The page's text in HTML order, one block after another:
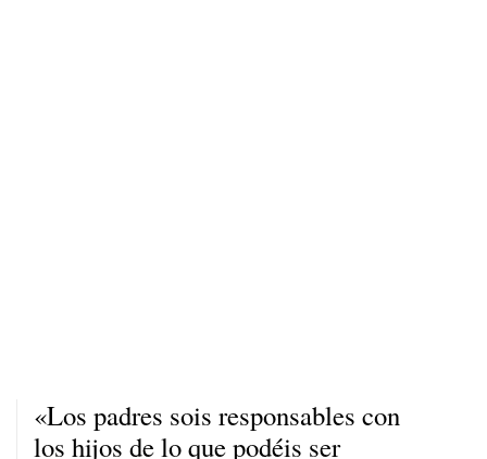
«Los padres sois responsables con
los hijos de lo que podéis ser